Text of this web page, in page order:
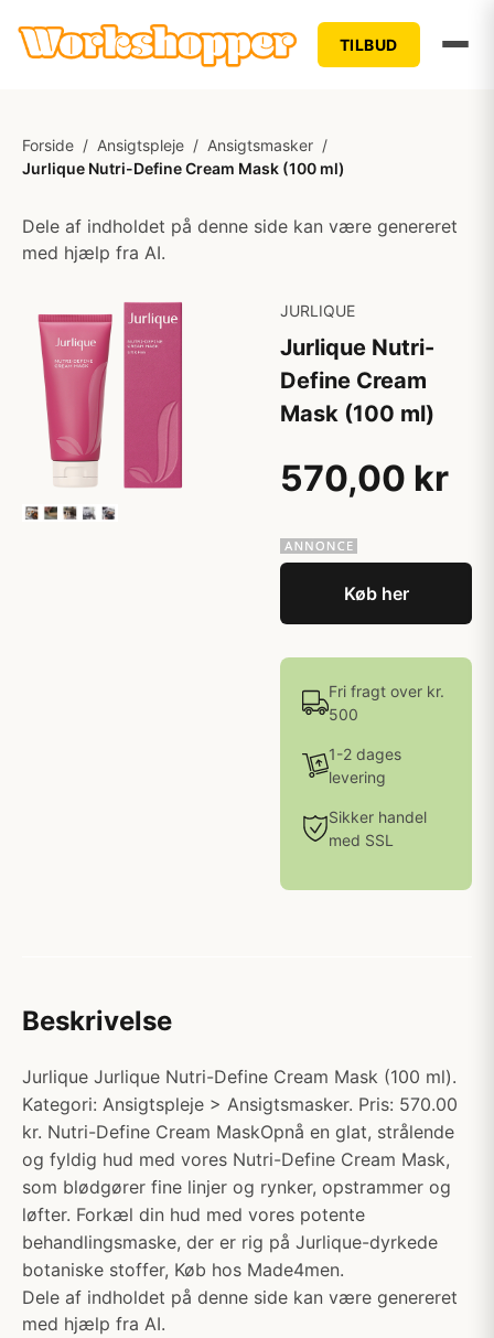
TILBUD
Forside / Ansigtspleje / Ansigtsmasker /
Jurlique Nutri-Define Cream Mask (100 ml)
Dele af indholdet på denne side kan være genereret
med hjælp fra AI.
JURLIQUE
Jurlique Nutri-
Define Cream
Mask (100 ml)
570,00 kr
Køb her
Fri fragt over kr.
500
1-2 dages
levering
Sikker handel
med SSL
Beskrivelse
Jurlique Jurlique Nutri-Define Cream Mask (100 ml).
Kategori: Ansigtspleje > Ansigtsmasker. Pris: 570.00
kr. Nutri-Define Cream MaskOpnå en glat, strålende
og fyldig hud med vores Nutri-Define Cream Mask,
som blødgører fine linjer og rynker, opstrammer og
løfter. Forkæl din hud med vores potente
behandlingsmaske, der er rig på Jurlique-dyrkede
botaniske stoffer, Køb hos Made4men.
Dele af indholdet på denne side kan være genereret
med hjælp fra AI.